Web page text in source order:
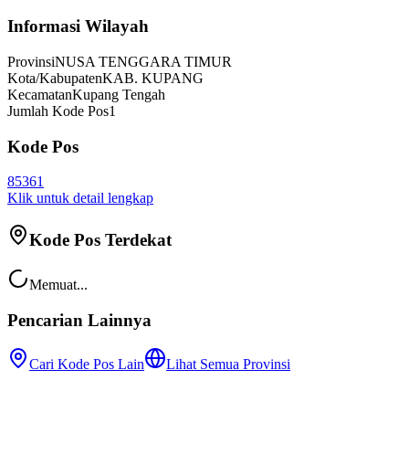
Informasi Wilayah
ProvinsiNUSA TENGGARA TIMUR
Kota/KabupatenKAB. KUPANG
KecamatanKupang Tengah
Jumlah Kode Pos1
Kode Pos
85361
Klik untuk detail lengkap
Kode Pos Terdekat
Memuat...
Pencarian Lainnya
Cari Kode Pos Lain Lihat Semua Provinsi